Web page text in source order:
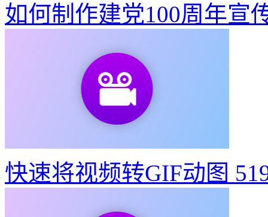
如何制作建党100周年宣
快速将视频转GIF动图